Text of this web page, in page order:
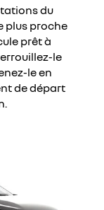
du
plus proche
prêt à
le
le en
de départ